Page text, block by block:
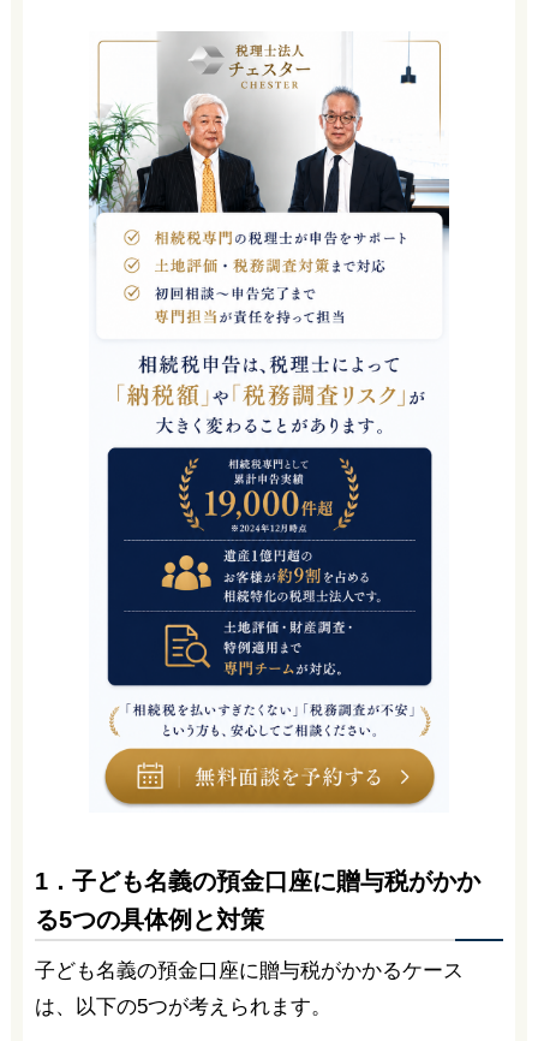
1．子ども名義の預金口座に贈与税がかか
る5つの具体例と対策
子ども名義の預金口座に贈与税がかかるケース
は、以下の5つが考えられます。